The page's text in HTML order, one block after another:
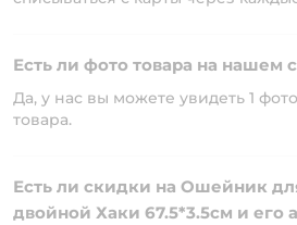
Есть ли фото товара на нашем
Да, у нас вы можете увидеть 1
товара.
Есть ли скидки на Ошейник
двойной Хаки 67.5*3.5см и его